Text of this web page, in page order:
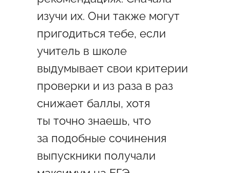
изучи их. Они также могут
пригодиться тебе, если
учитель в школе
выдумывает свои критерии
проверки и из раза в раз
снижает баллы, хотя
ты точно знаешь, что
за подобные сочинения
выпускники получали